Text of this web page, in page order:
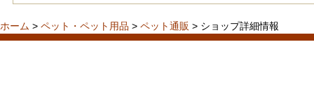
ホーム > ペット・ペット用品 > ペット通販 > ショップ詳細情報